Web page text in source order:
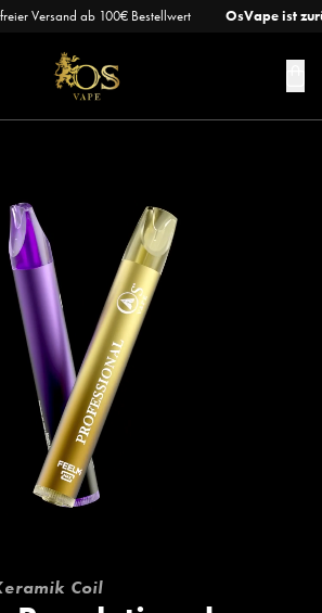
Versand ab 100€ Bestellwert OsVape ist
Coil